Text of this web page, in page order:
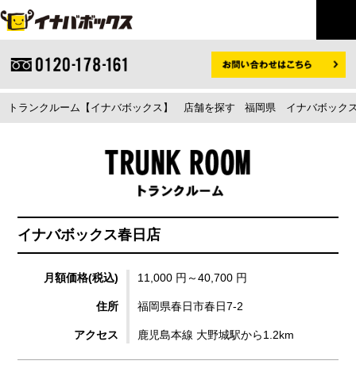
トランクルーム【イナバボックス】 店舗を探す 福岡県 イナバボック
イナバボックス春日店
月額価格(税込) 11,000 円～40,700 円
住所 福岡県春日市春日7-2
アクセス 鹿児島本線 大野城駅から1.2km